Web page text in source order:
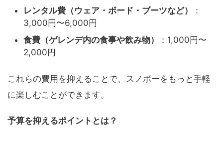
レンタル費（ウェア・ボード・ブーツなど）
：
3,000円〜6,000円
食費（ゲレンデ内の食事や飲み物）
：1,000円〜
2,000円
これらの費用を抑えることで、スノボーをもっと手軽
に楽しむことができます。
予算を抑えるポイントとは？